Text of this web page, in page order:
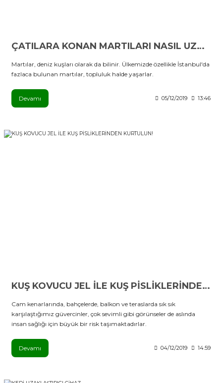
ÇATILARA KONAN MARTILARI NASIL UZAKLAŞTIRABİLİRİZ?
Martılar, deniz kuşları olarak da bilinir. Ülkemizde özellikle İstanbul'da
fazlaca bulunan martılar, topluluk halde yaşarlar.
Devamı 05/12/2019 13:46
KUŞ KOVUCU JEL İLE KUŞ PİSLİKLERİNDEN KURTULUN!
Cam kenarlarında, bahçelerde, balkon ve teraslarda sık sık
karşılaştığımız güvercinler, çok sevimli gibi görünseler de aslında
insan sağlığı için büyük bir risk taşımaktadırlar.
Devamı 04/12/2019 14:59